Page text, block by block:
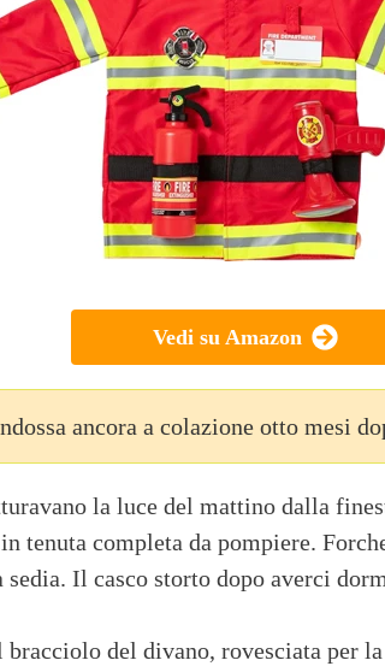
Vedi su Amazon
ancora a colazione otto mesi
la luce del mattino dalla
tenuta completa da pompiere.
Il casco storto dopo averci
bracciolo del divano, rovesciata per